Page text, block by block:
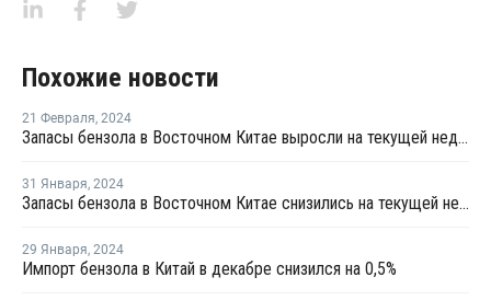
Похожие новости
21 Февраля, 2024
Запасы бензола в Восточном Китае выросли на текущей неделе
31 Января, 2024
Запасы бензола в Восточном Китае снизились на текущей неделе
29 Января, 2024
Импорт бензола в Китай в декабре снизился на 0,5%